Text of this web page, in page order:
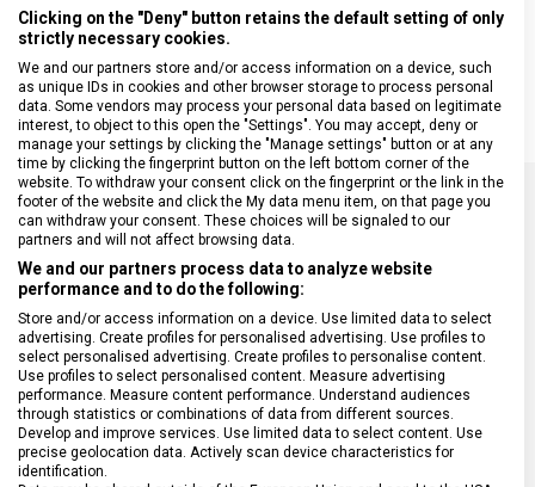
• Poskytuje bezpečnost bez ohledu na vaše úložné řešení
• Chrání ostří před poškozením
• Je odolná a vhodná do myčky nádobí
SPECIFIKACE PRODUKTU
DRUH ZBOŽÍ Kuchyňské vybavení
ZÁRUKA 24 měsíců
Clicking on the "Deny" button retains the default setting of only
strictly necessary cookies.
We and our partners store and/or access information on a device, such
as unique IDs in cookies and other browser storage to process personal
data. Some vendors may process your personal data based on legitimate
interest, to object to this open the "Settings". You may accept, deny or
manage your settings by clicking the "Manage settings" button or at any
time by clicking the fingerprint button on the left bottom corner of the
website. To withdraw your consent click on the fingerprint or the link in the
footer of the website and click the My data menu item, on that page you
can withdraw your consent. These choices will be signaled to our
partners and will not affect browsing data.
We and our partners process data to analyze website
performance and to do the following:
Store and/or access information on a device. Use limited data to select
advertising. Create profiles for personalised advertising. Use profiles to
select personalised advertising. Create profiles to personalise content.
Use profiles to select personalised content. Measure advertising
performance. Measure content performance. Understand audiences
through statistics or combinations of data from different sources.
Develop and improve services. Use limited data to select content. Use
precise geolocation data. Actively scan device characteristics for
identification.